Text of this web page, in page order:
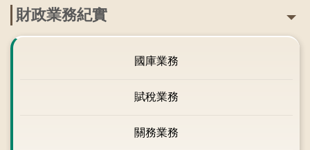
財政業務紀實
國庫業務
賦稅業務
關務業務